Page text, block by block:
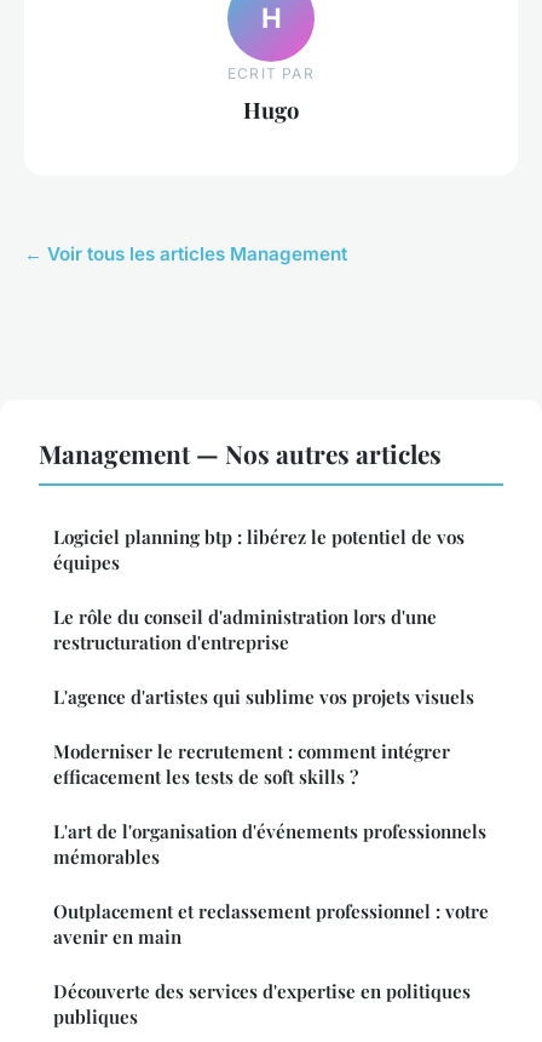
H
ECRIT PAR
Hugo
← Voir tous les articles Management
Management — Nos autres articles
Logiciel planning btp : libérez le potentiel de vos
équipes
Le rôle du conseil d'administration lors d'une
restructuration d'entreprise
L'agence d'artistes qui sublime vos projets visuels
Moderniser le recrutement : comment intégrer
efficacement les tests de soft skills ?
L'art de l'organisation d'événements professionnels
mémorables
Outplacement et reclassement professionnel : votre
avenir en main
Découverte des services d'expertise en politiques
publiques